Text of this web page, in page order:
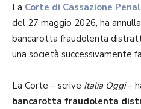
La Corte di Cassazione
del 27 maggio 2026, ha
bancarotta fraudolenta
una società successivamente
La Corte – scrive Italia Oggi–
bancarotta fraudolenta